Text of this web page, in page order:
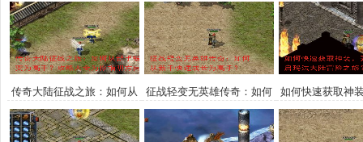
传奇大陆征战之旅：如何从
新手蜕变为高手？攻略大全
为你指明方向
征战轻变无英雄传奇：如何
从新手快速成长为高手？
如何快速获取神
法大陆冒险